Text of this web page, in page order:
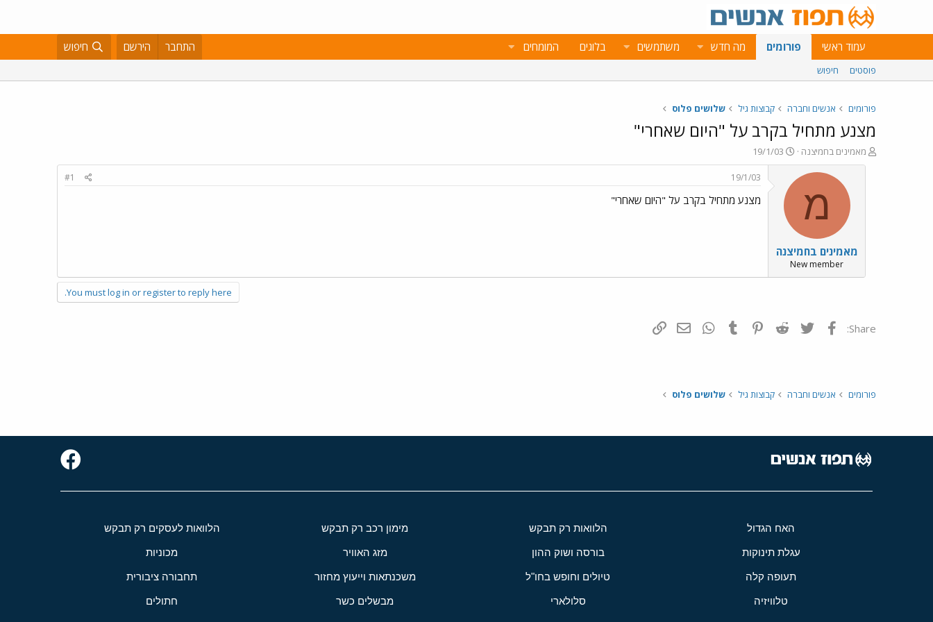
עמוד ראשי פורומים מה חדש משתמשים בלוגים המומחים התחבר הירשם חיפוש
פוסטים חיפוש
פורומים אנשים וחברה קבוצות גיל שלושים פלוס
מצנע מתחיל בקרב על "היום שאחרי"
פ
ו
מאמינים בחמיצנה
פ
ו
ם
ב
ר
ך
19/1/03
מ
מאמינים בחמיצנה
New member
19/1/03
#1
מצנע מתחיל בקרב על "היום שאחרי"
You must log in or register to reply here.
Share: פייסבוק Twitter
Reddit
Pinterest
Tumblr
WhatsAppדואר אלקטרוני
פורומים אנשים וחברה קבוצות גיל שלושים פלוס
האח הגדול הלוואות רק תבקש מימון רכב רק תבקש הלוואות לעסקים רק תבקש
עגלת תינוקות בורסה ושוק ההון מזג האוויר מכוניות
תעופה קלה טיולים וחופש בחו"ל משכנתאות וייעוץ מחזור תחבורה ציבורית
טלוויזיה סלולארי מבשלים כשר חתולים